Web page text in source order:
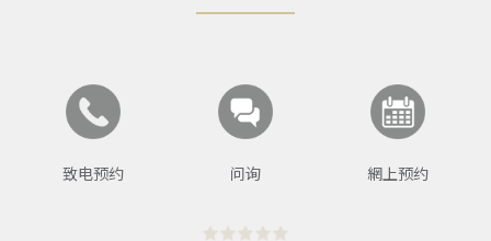
致电预约 问询 網上预约